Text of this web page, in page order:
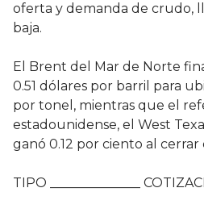
oferta y demanda de crudo,
baja.
El Brent del Mar de Norte
0.51 dólares por barril para
por tonel, mientras que el
estadounidense, el West
ganó 0.12 por ciento al cerrar
TIPO ______________